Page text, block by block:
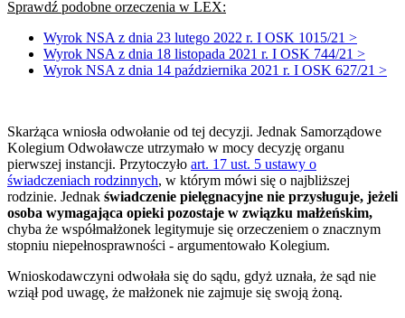
Sprawdź podobne orzeczenia w LEX:
Wyrok NSA z dnia 23 lutego 2022 r. I OSK 1015/21 >
Wyrok NSA z dnia 18 listopada 2021 r. I OSK 744/21 >
Wyrok NSA z dnia 14 października 2021 r. I OSK 627/21 >
Skarżąca wniosła odwołanie od tej decyzji. Jednak Samorządowe
Kolegium Odwoławcze utrzymało w mocy decyzję organu
pierwszej instancji. Przytoczyło art. 17 ust. 5 ustawy o
świadczeniach rodzinnych, w którym mówi się o najbliższej
rodzinie. Jednak świadczenie pielęgnacyjne nie przysługuje, jeżeli
osoba wymagająca opieki pozostaje w związku małżeńskim,
chyba że współmałżonek legitymuje się orzeczeniem o znacznym
stopniu niepełnosprawności - argumentowało Kolegium.
Wnioskodawczyni odwołała się do sądu, gdyż uznała, że sąd nie
wziął pod uwagę, że małżonek nie zajmuje się swoją żoną.